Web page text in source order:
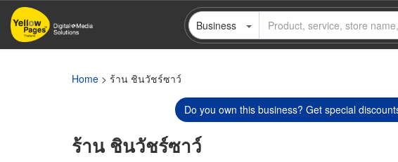
Skip
main
Business
Home > ร้าน ชินวัชร์ซาว์
Do you own this business? Get special
ร้าน ชินวัชร์ซาว์